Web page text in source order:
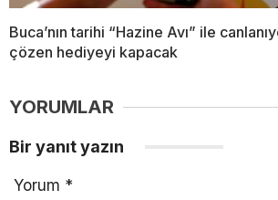
Buca’nın tarihi “Hazine Avı” ile
çözen hediyeyi kapacak
YORUMLAR
Bir yanıt yazın
Yorum *